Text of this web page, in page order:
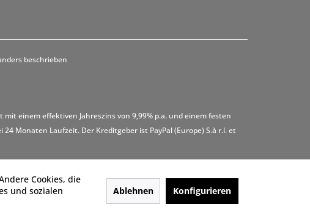
beschrieben
einem effektiven Jahreszins von 9,99% p.a. und einem festen
Monaten Laufzeit. Der Kreditgeber ist PayPal (Europe) S.à r.l. et
Cookies, die
und sozialen
Ablehnen Konfigurieren